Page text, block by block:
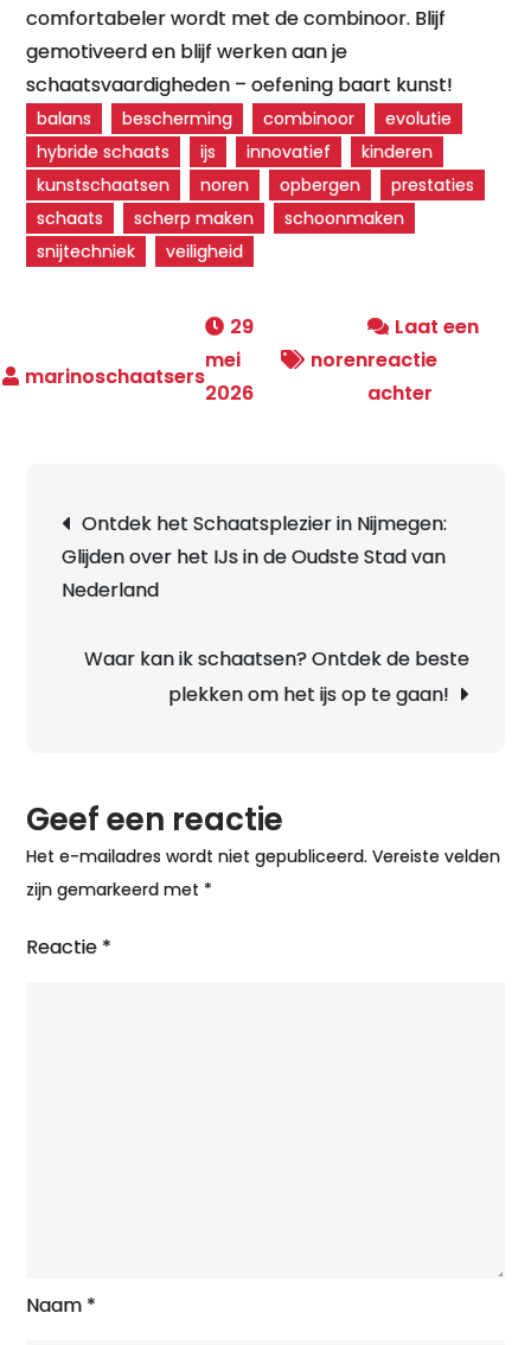
comfortabeler wordt met de combinoor. Blijf
gemotiveerd en blijf werken aan je
schaatsvaardigheden – oefening baart kunst!
balans bescherming combinoor
evolutie
hybride schaats
ijs innovatief
kinderen
kunstschaatsen
noren opbergen
prestaties
schaats
scherp maken
schoonmaken
snijtechniek
veiligheid
29
mei
2026
noren
Laat een
reactie
achter
Toekomst
van
Ontdek het Schaatsplezier in Nijmegen:
Glijden over het IJs in de Oudste Stad van
Nederland
Waar kan ik schaatsen? Ontdek de beste
plekken om het ijs op te gaan!
Geef een reactie
Het e-mailadres wordt niet gepubliceerd. Vereiste velden
zijn gemarkeerd met *
Reactie *
Naam *